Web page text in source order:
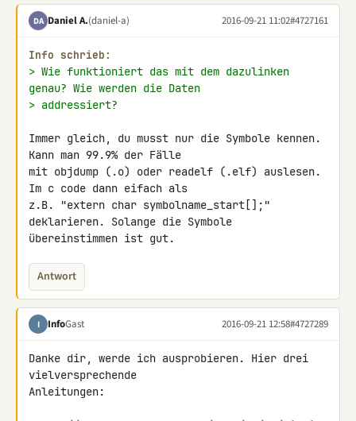
DA Daniel A.(daniel-a) 2016-09-21 11:02#4727161
Info schrieb:
> Wie funktioniert das mit dem dazulinken
genau? Wie werden die Daten
> addressiert?
Immer gleich, du musst nur die Symbole kennen.
Kann man 99.9% der Fälle
mit objdump (.o) oder readelf (.elf) auslesen.
Im c code dann eifach als
z.B. "extern char symbolname_start[];"
deklarieren. Solange die Symbole
übereinstimmen ist gut.
Antwort
I InfoGast 2016-09-21 12:58#4727289
Danke dir, werde ich ausprobieren. Hier drei
vielversprechende
Anleitungen: